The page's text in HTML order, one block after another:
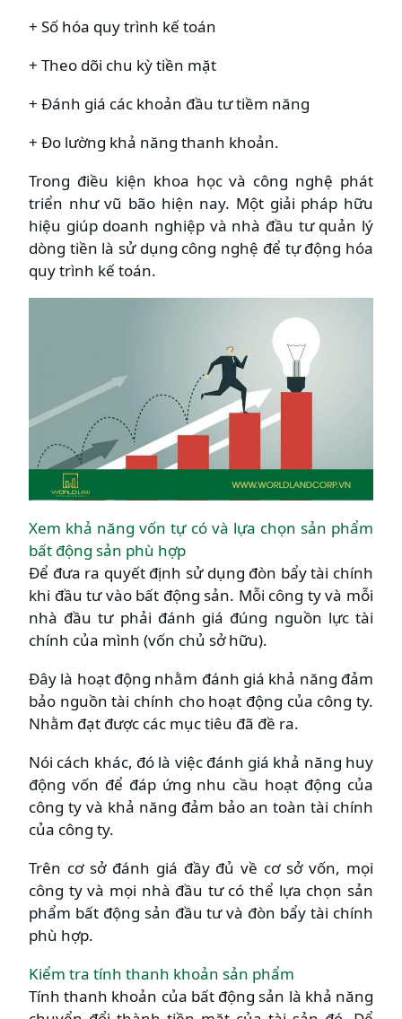
+ Số hóa quy trình kế toán
+ Theo dõi chu kỳ tiền mặt
+ Đánh giá các khoản đầu tư tiềm năng
+ Đo lường khả năng thanh khoản.
Trong điều kiện khoa học và công nghệ phát
triển như vũ bão hiện nay. Một giải pháp hữu
hiệu giúp doanh nghiệp và nhà đầu tư quản lý
dòng tiền là sử dụng công nghệ để tự động hóa
quy trình kế toán.
Xem khả năng vốn tự có và lựa chọn sản phẩm
bất động sản phù hợp
Để đưa ra quyết định sử dụng đòn bẩy tài chính
khi đầu tư vào bất động sản. Mỗi công ty và mỗi
nhà đầu tư phải đánh giá đúng nguồn lực tài
chính của mình (vốn chủ sở hữu).
Đây là hoạt động nhằm đánh giá khả năng đảm
bảo nguồn tài chính cho hoạt động của công ty.
Nhằm đạt được các mục tiêu đã đề ra.
Nói cách khác, đó là việc đánh giá khả năng huy
động vốn để đáp ứng nhu cầu hoạt động của
công ty và khả năng đảm bảo an toàn tài chính
của công ty.
Trên cơ sở đánh giá đầy đủ về cơ sở vốn, mọi
công ty và mọi nhà đầu tư có thể lựa chọn sản
phẩm bất động sản đầu tư và đòn bẩy tài chính
phù hợp.
Kiểm tra tính thanh khoản sản phẩm
Tính thanh khoản của bất động sản là khả năng